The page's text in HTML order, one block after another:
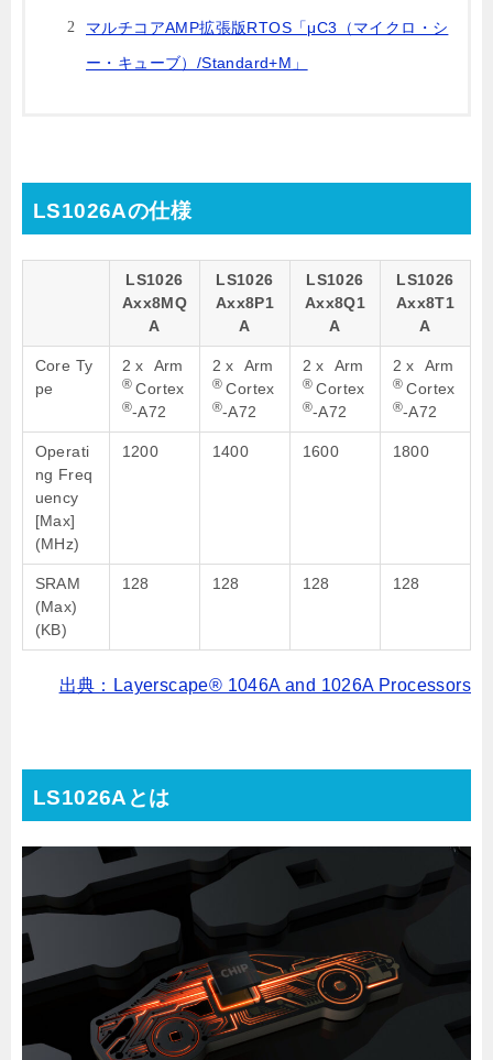
マルチコアAMP拡張版RTOS「μC3（マイクロ・シ
ー・キューブ）/Standard+M」
LS1026Aの仕様
LS1026
Axx8MQ
A
LS1026
Axx8P1
A
LS1026
Axx8Q1
A
LS1026
Axx8T1
A
Core Ty
pe
2 x Arm
® Cortex
®-A72
2 x Arm
® Cortex
®-A72
2 x Arm
® Cortex
®-A72
2 x Arm
® Cortex
®-A72
Operati
ng Freq
uency
[Max]
(MHz)
1200 1400 1600 1800
SRAM
(Max)
(KB)
128 128 128 128
出典：Layerscape® 1046A and 1026A Processors
LS1026Aとは